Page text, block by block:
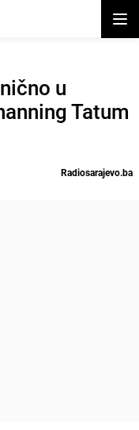
u
Tatum
Radiosarajevo.ba